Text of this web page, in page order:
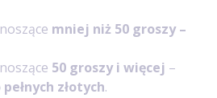
mniej niż 50 groszy –
50 groszy i więcej –
złotych.